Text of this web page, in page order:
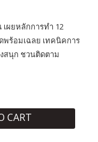
ผยหลักการทำ 12
พร้อมเฉลย เทคนิคการ
สนุก ชวนติดตาม
CART